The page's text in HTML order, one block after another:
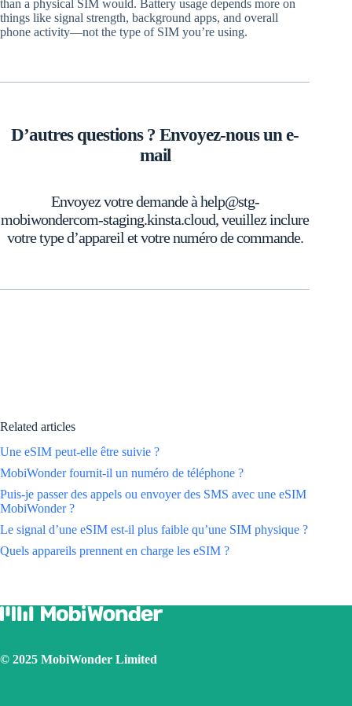
than a physical SIM would. Battery usage depends more on
things like signal strength, background apps, and overall
phone activity—not the type of SIM you’re using.
D’autres questions ? Envoyez-nous un e-
mail
Envoyez votre demande à help@stg-
mobiwondercom-staging.kinsta.cloud, veuillez inclure
votre type d’appareil et votre numéro de commande.
Related articles
Une eSIM peut-elle être suivie ?
MobiWonder fournit-il un numéro de téléphone ?
Puis-je passer des appels ou envoyer des SMS avec une eSIM
MobiWonder ?
Le signal d’une eSIM est-il plus faible qu’une SIM physique ?
Quels appareils prennent en charge les eSIM ?
© 2025 MobiWonder Limited